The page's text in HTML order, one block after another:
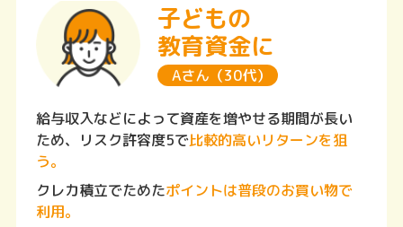
子どもの
教育資金に
Aさん（30代）
給与収入などによって資産を増やせる期間が長い
ため、リスク許容度5で比較的高いリターンを狙
う。
クレカ積立でためたポイントは普段のお買い物で
利用。